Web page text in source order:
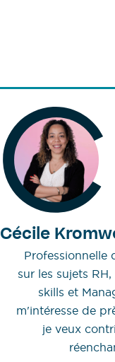
Cécile
Professionnelle
sur les sujets
skills et
m'intéresse de
je veux